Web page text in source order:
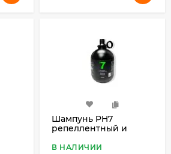
Шампунь PH7
репеллентный и
1, 4 л
В НАЛИЧИИ